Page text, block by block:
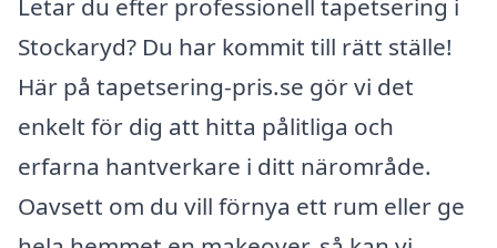
Letar du efter professionell tapetsering i
Stockaryd? Du har kommit till rätt ställe!
Här på tapetsering-pris.se gör vi det
enkelt för dig att hitta pålitliga och
erfarna hantverkare i ditt närområde.
Oavsett om du vill förnya ett rum eller ge